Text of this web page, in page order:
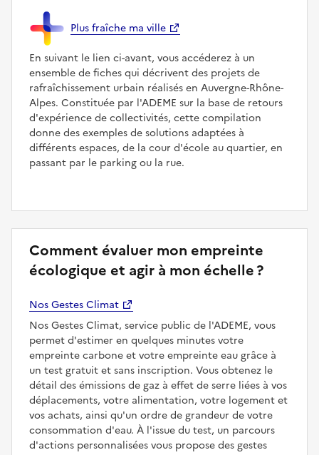
Plus fraîche ma ville
En suivant le lien ci-avant, vous accéderez à un
ensemble de fiches qui décrivent des projets de
rafraîchissement urbain réalisés en Auvergne-Rhône-
Alpes. Constituée par l'ADEME sur la base de retours
d'expérience de collectivités, cette compilation
donne des exemples de solutions adaptées à
différents espaces, de la cour d'école au quartier, en
passant par le parking ou la rue.
Comment évaluer mon empreinte
écologique et agir à mon échelle ?
Nos Gestes Climat
Nos Gestes Climat, service public de l'ADEME, vous
permet d'estimer en quelques minutes votre
empreinte carbone et votre empreinte eau grâce à
un test gratuit et sans inscription. Vous obtenez le
détail des émissions de gaz à effet de serre liées à vos
déplacements, votre alimentation, votre logement et
vos achats, ainsi qu'un ordre de grandeur de votre
consommation d'eau. À l'issue du test, un parcours
d'actions personnalisées vous propose des gestes